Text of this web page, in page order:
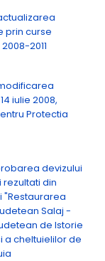
prin curse
2011
iulie 2008,
Protectia
devizului
din
"Restaurarea
Salaj -
de Istorie
a cheltuielilor de